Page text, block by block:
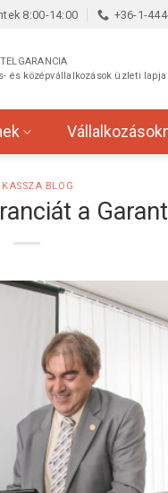
8:00-14:00 +36-1-
és középvállalkozások üzleti lapja
BLOG
a